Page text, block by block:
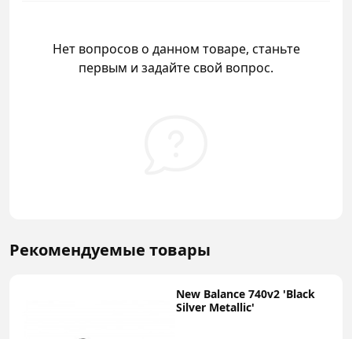
Нет вопросов о данном товаре, станьте
первым и задайте свой вопрос.
Рекомендуемые товары
New Balance 740v2 'Black
Silver Metallic'